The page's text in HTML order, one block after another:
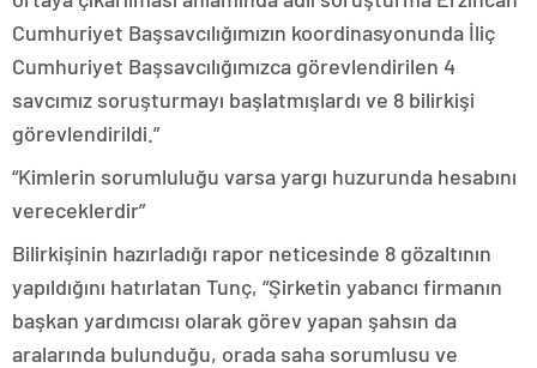
Cumhuriyet Başsavcılığımızın koordinasyonunda İliç
Cumhuriyet Başsavcılığımızca görevlendirilen 4
savcımız soruşturmayı başlatmışlardı ve 8 bilirkişi
görevlendirildi.”
“Kimlerin sorumluluğu varsa yargı huzurunda hesabını
vereceklerdir”
Bilirkişinin hazırladığı rapor neticesinde 8 gözaltının
yapıldığını hatırlatan Tunç, “Şirketin yabancı firmanın
başkan yardımcısı olarak görev yapan şahsın da
aralarında bulunduğu, orada saha sorumlusu ve